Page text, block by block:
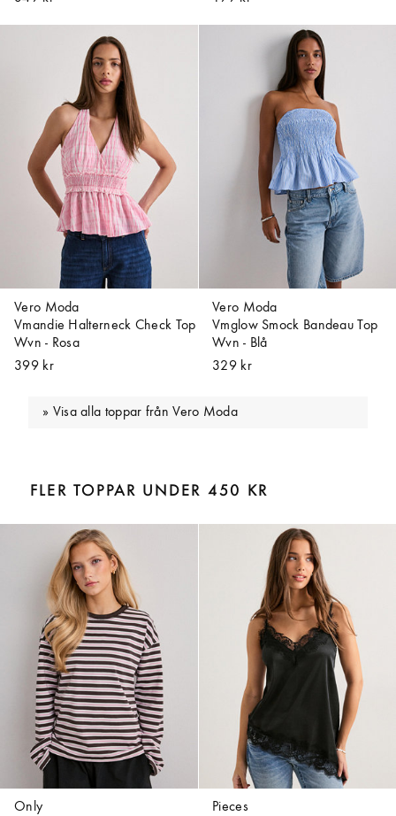
Vero Moda
Vmandie Halterneck Check Top
Wvn - Rosa
399 kr
Vero Moda
Vmglow Smock Bandeau Top
Wvn - Blå
329 kr
Visa alla toppar från Vero Moda
FLER TOPPAR UNDER 450 KR
Only
Pieces